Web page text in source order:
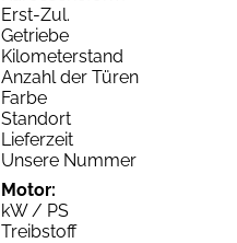
Erst-Zul.
Getriebe
Kilometerstand
Anzahl der Türen
Farbe
Standort
Lieferzeit
Unsere Nummer
Motor:
kW / PS
Treibstoff